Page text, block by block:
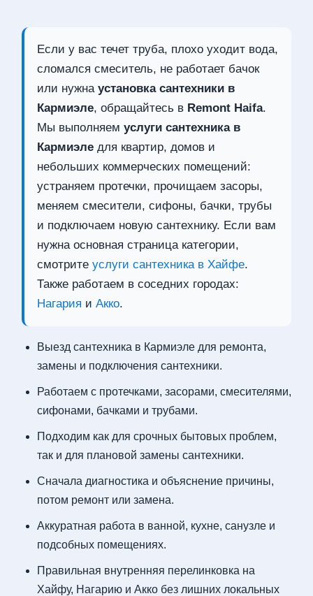
Если у вас течет труба, плохо уходит вода,
сломался смеситель, не работает бачок
или нужна установка сантехники в
Кармиэле, обращайтесь в Remont Haifa.
Мы выполняем услуги сантехника в
Кармиэле для квартир, домов и
небольших коммерческих помещений:
устраняем протечки, прочищаем засоры,
меняем смесители, сифоны, бачки, трубы
и подключаем новую сантехнику. Если вам
нужна основная страница категории,
смотрите услуги сантехника в Хайфе.
Также работаем в соседних городах:
Нагария и Акко.
Выезд сантехника в Кармиэле для ремонта,
замены и подключения сантехники.
Работаем с протечками, засорами, смесителями,
сифонами, бачками и трубами.
Подходим как для срочных бытовых проблем,
так и для плановой замены сантехники.
Сначала диагностика и объяснение причины,
потом ремонт или замена.
Аккуратная работа в ванной, кухне, санузле и
подсобных помещениях.
Правильная внутренняя перелинковка на
Хайфу, Нагарию и Акко без лишних локальных